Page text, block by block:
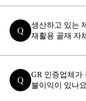
Q
생산하고 있는
재활용 골재 자
Q
GR 인증업체가
불이익이 있나